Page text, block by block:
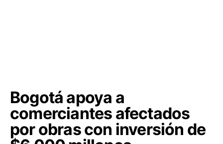
Bogotá apoya a
comerciantes afectados
por obras con inversión de